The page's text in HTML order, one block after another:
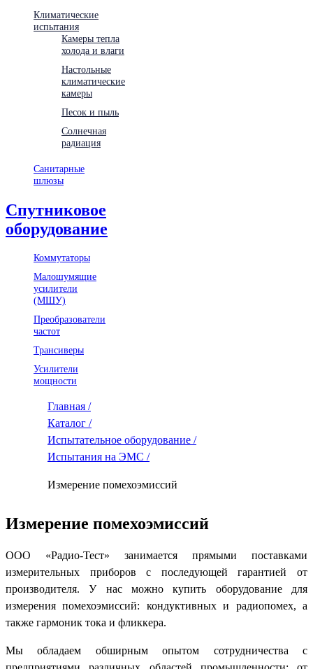
Климатические
испытания
Камеры тепла
холода и влаги
Настольные
климатические
камеры
Песок и пыль
Солнечная
радиация
Санитарные
шлюзы
Спутниковое
оборудование
Коммутаторы
Малошумящие
усилители
(МШУ)
Преобразователи
частот
Трансиверы
Усилители
мощности
Главная /
Каталог /
Испытательное оборудование /
Испытания на ЭМС /
Измерение помехоэмиссий
Измерение помехоэмиссий
ООО «Радио-Тест» занимается прямыми поставками
измерительных приборов с последующей гарантией от
производителя. У нас можно купить оборудование для
измерения помехоэмиссий: кондуктивных и радиопомех, а
также гармоник тока и фликкера.
Мы обладаем обширным опытом сотрудничества с